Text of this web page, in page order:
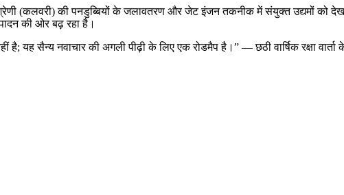
(कलवरी) की पनडुब्बियों के जलावतरण और जेट इंजन तकनीक में संयुक्त उद्यमों को देखा
की ओर बढ़ रहा है।
यह सैन्य नवाचार की अगली पीढ़ी के लिए एक रोडमैप है।” — छठी वार्षिक रक्षा